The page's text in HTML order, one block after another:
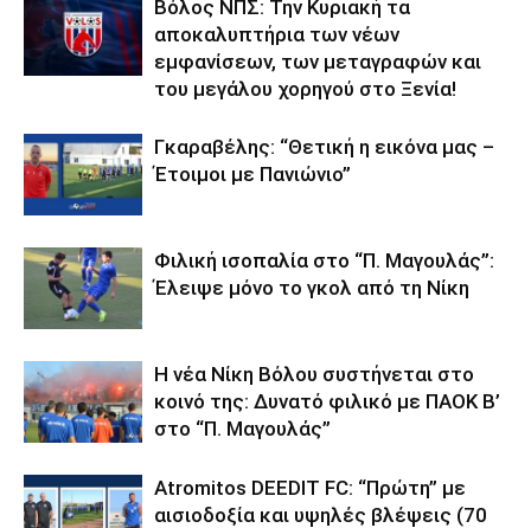
Βόλος ΝΠΣ: Την Κυριακή τα
αποκαλυπτήρια των νέων
εμφανίσεων, των μεταγραφών και
του μεγάλου χορηγού στο Ξενία!
Γκαραβέλης: “Θετική η εικόνα μας –
Έτοιμοι με Πανιώνιο”
Φιλική ισοπαλία στο “Π. Μαγουλάς”:
Έλειψε μόνο το γκολ από τη Νίκη
Η νέα Νίκη Βόλου συστήνεται στο
κοινό της: Δυνατό φιλικό με ΠΑΟΚ Β’
στο “Π. Μαγουλάς”
Atromitos DEEDIT FC: “Πρώτη” με
αισιοδοξία και υψηλές βλέψεις (70